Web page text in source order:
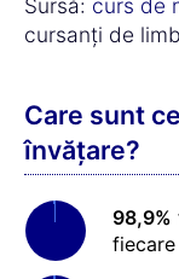
Sursă: curs de
cursanți de
Care sunt
învățare?
98,9%